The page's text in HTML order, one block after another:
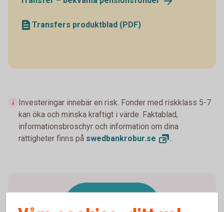
Transfers produktblad (PDF)
Investeringar innebär en risk. Fonder med riskklass 5-7
kan öka och minska kraftigt i värde. Faktablad,
informationsbroschyr och information om dina
rättigheter finns på swedbankrobur.se
Byt fonder